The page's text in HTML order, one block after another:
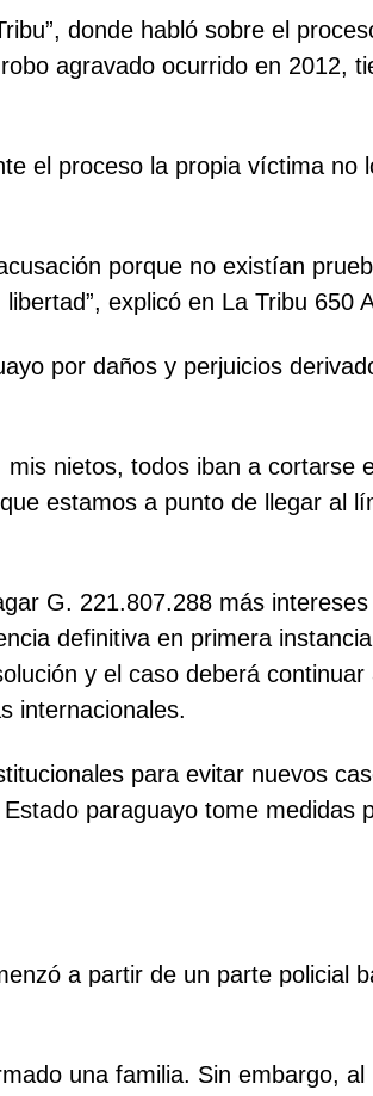
donde habló sobre el
agravado ocurrido en 2012,
el proceso la propia víctima no
porque no existían
explicó en La Tribu 650
por daños y perjuicios
nietos, todos iban a cortarse
estamos a punto de llegar al
G. 221.807.288 más
definitiva en primera
y el caso deberá
internacionales.
para evitar nuevos
paraguayo tome medidas
a partir de un parte policial
una familia. Sin embargo,